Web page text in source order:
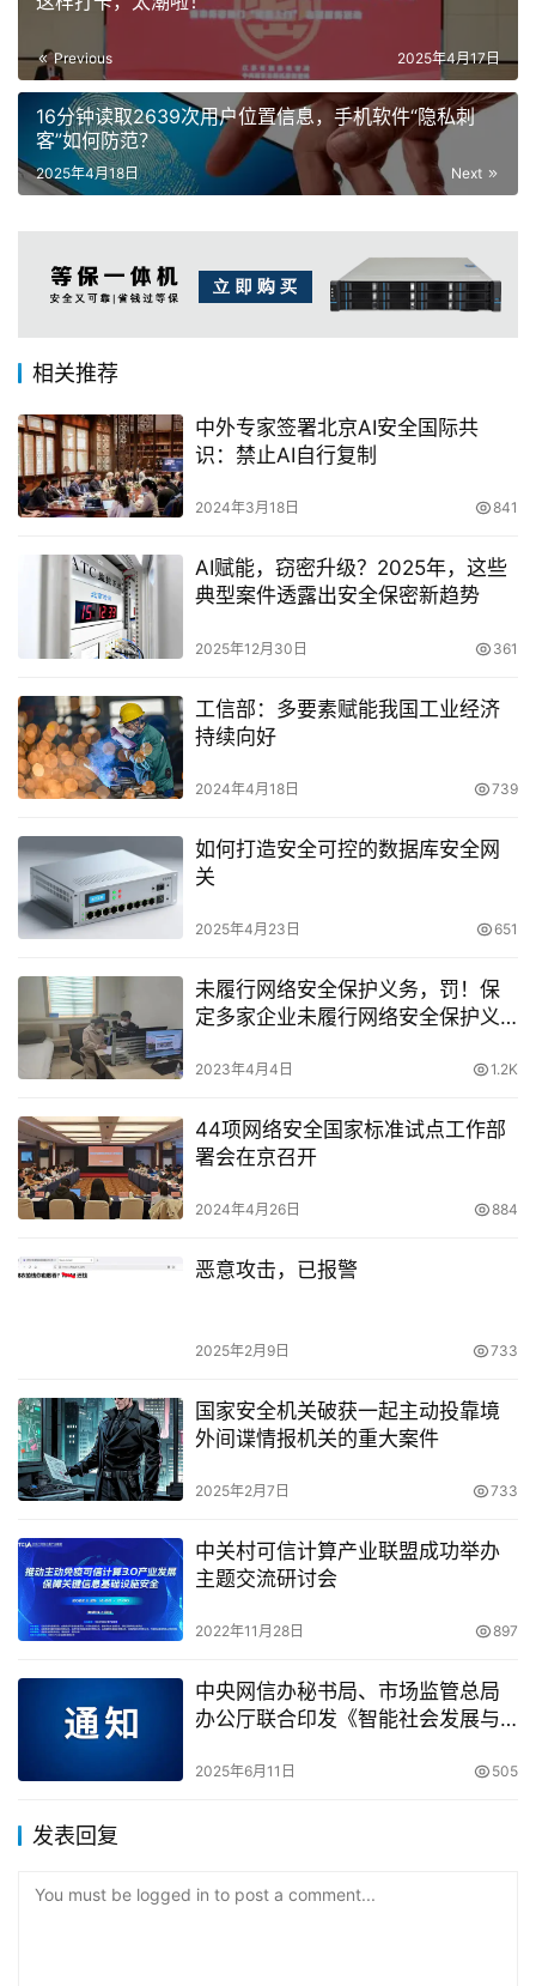
Previous 2025年4月17日
16分钟读取2639次用户位置信息，手机软件“隐私刺
客”如何防范？
Next
2025年4月18日
相关推荐
中外专家签署北京AI安全国际共
识：禁止AI自行复制
2024年3月18日 841
AI赋能，窃密升级？2025年，这些
典型案件透露出安全保密新趋势
2025年12月30日 361
工信部：多要素赋能我国工业经济
持续向好
2024年4月18日 739
如何打造安全可控的数据库安全网
关
2025年4月23日 651
未履行网络安全保护义务，罚！保
定多家企业未履行网络安全保护义
2023年4月4日 1.2K
44项网络安全国家标准试点工作部
署会在京召开
2024年4月26日 884
恶意攻击，已报警
2025年2月9日 733
国家安全机关破获一起主动投靠境
外间谍情报机关的重大案件
2025年2月7日 733
中关村可信计算产业联盟成功举办
主题交流研讨会
2022年11月28日 897
中央网信办秘书局、市场监管总局
办公厅联合印发《智能社会发展与
2025年6月11日 505
发表回复
You must be logged in to post a comment...